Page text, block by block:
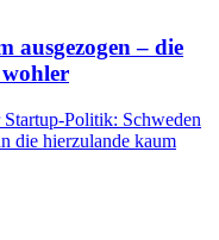
ausgezogen – die
Politik: Schweden
die hierzulande kaum